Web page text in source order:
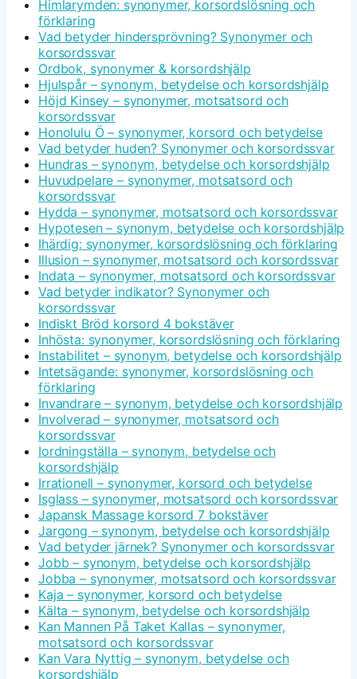
Himlarymden: synonymer, korsordslösning och
förklaring
Vad betyder hindersprövning? Synonymer och
korsordssvar
Ordbok, synonymer & korsordshjälp
Hjulspår – synonym, betydelse och korsordshjälp
Höjd Kinsey – synonymer, motsatsord och
korsordssvar
Honolulu Ö – synonymer, korsord och betydelse
Vad betyder huden? Synonymer och korsordssvar
Hundras – synonym, betydelse och korsordshjälp
Huvudpelare – synonymer, motsatsord och
korsordssvar
Hydda – synonymer, motsatsord och korsordssvar
Hypotesen – synonym, betydelse och korsordshjälp
Ihärdig: synonymer, korsordslösning och förklaring
Illusion – synonymer, motsatsord och korsordssvar
Indata – synonymer, motsatsord och korsordssvar
Vad betyder indikator? Synonymer och
korsordssvar
Indiskt Bröd korsord 4 bokstäver
Inhösta: synonymer, korsordslösning och förklaring
Instabilitet – synonym, betydelse och korsordshjälp
Intetsägande: synonymer, korsordslösning och
förklaring
Invandrare – synonym, betydelse och korsordshjälp
Involverad – synonymer, motsatsord och
korsordssvar
Iordningställa – synonym, betydelse och
korsordshjälp
Irrationell – synonymer, korsord och betydelse
Isglass – synonymer, motsatsord och korsordssvar
Japansk Massage korsord 7 bokstäver
Jargong – synonym, betydelse och korsordshjälp
Vad betyder järnek? Synonymer och korsordssvar
Jobb – synonym, betydelse och korsordshjälp
Jobba – synonymer, motsatsord och korsordssvar
Kaja – synonymer, korsord och betydelse
Kälta – synonym, betydelse och korsordshjälp
Kan Mannen På Taket Kallas – synonymer,
motsatsord och korsordssvar
Kan Vara Nyttig – synonym, betydelse och
korsordshjälp